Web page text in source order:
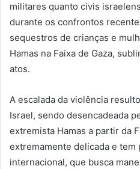
militares quanto civis
durante os confrontos
sequestros de crianças e
Hamas na Faixa de Gaza,
atos.
A escalada da violência
Israel, sendo desencadeada
extremista Hamas a partir da
extremamente delicada e tem
internacional, que busca